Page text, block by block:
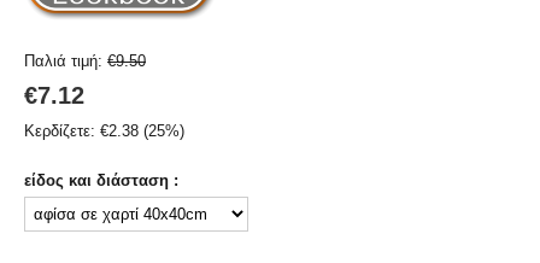
Παλιά τιμή: €9.50
€7.12
Κερδίζετε: €2.38 (25%)
είδος και διάσταση :